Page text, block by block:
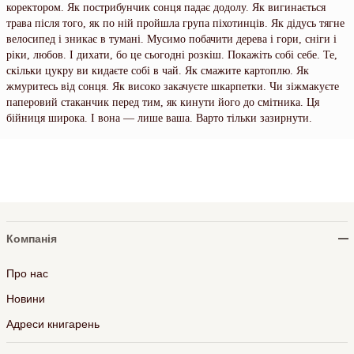
коректором. Як пострибунчик сонця падає додолу. Як вигинається
трава після того, як по ній пройшла група піхотинців. Як дідусь тягне
велосипед і зникає в тумані. Мусимо побачити дерева і гори, сніги і
ріки, любов. І дихати, бо це сьогодні розкіш. Покажіть собі себе. Те,
скільки цукру ви кидаєте собі в чай. Як смажите картоплю. Як
жмуритесь від сонця. Як високо закачуєте шкарпетки. Чи зіжмакуєте
паперовий стаканчик перед тим, як кинути його до смітника. Ця
бійниця широка. І вона — лише ваша. Варто тільки зазирнути.
Компанія
Про нас
Новини
Адреси книгарень